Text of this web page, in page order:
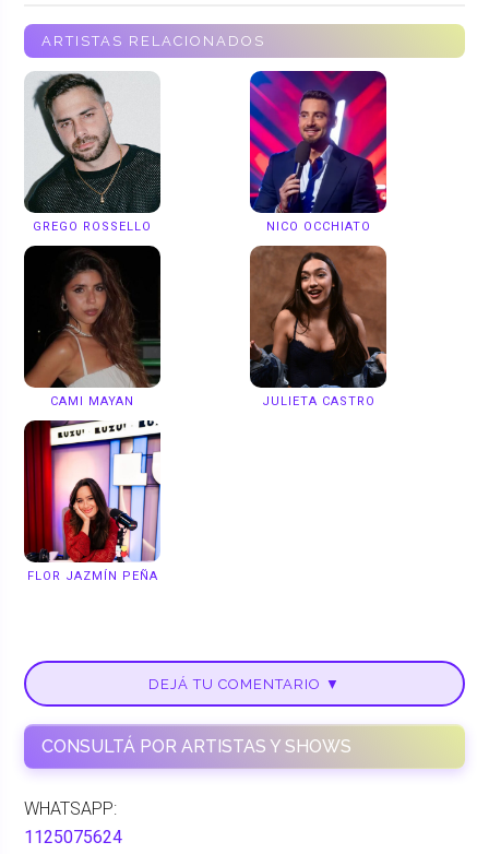
ARTISTAS RELACIONADOS
GREGO ROSSELLO NICO OCCHIATO
CAMI MAYAN JULIETA CASTRO
FLOR JAZMÍN PEÑA
DEJÁ TU COMENTARIO ▼
CONSULTÁ POR ARTISTAS Y SHOWS
WHATSAPP:
1125075624